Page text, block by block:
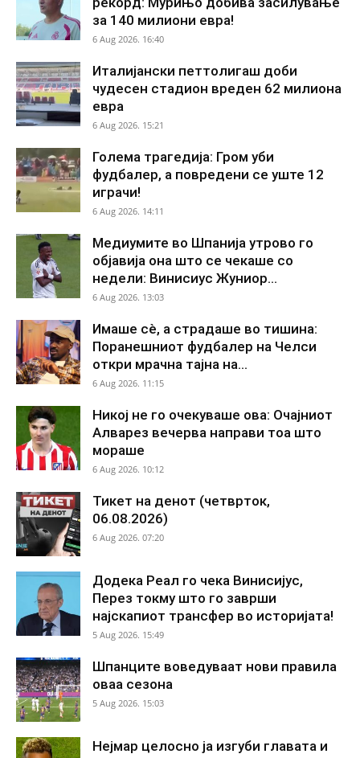
за 140 милиони евра!
6 Aug 2026. 16:40
Италијански петтолигаш доби
чудесен стадион вреден 62 милиона
евра
6 Aug 2026. 15:21
Голема трагедија: Гром уби
фудбалер, а повредени се уште 12
играчи!
6 Aug 2026. 14:11
Медиумите во Шпанија утрово го
објавија она што се чекаше со
недели: Винисиус Жуниор...
6 Aug 2026. 13:03
Имаше сè, а страдаше во тишина:
Поранешниот фудбалер на Челси
откри мрачна тајна на...
6 Aug 2026. 11:15
Никој не го очекуваше ова: Очајниот
Алварез вечерва направи тоа што
мораше
6 Aug 2026. 10:12
Тикет на денот (четврток,
06.08.2026)
6 Aug 2026. 07:20
Додека Реал го чека Винисијус,
Перез токму што го заврши
најскапиот трансфер во историјата!
5 Aug 2026. 15:49
Шпанците воведуваат нови правила
оваа сезона
5 Aug 2026. 15:03
Нејмар целосно ја изгуби главата и